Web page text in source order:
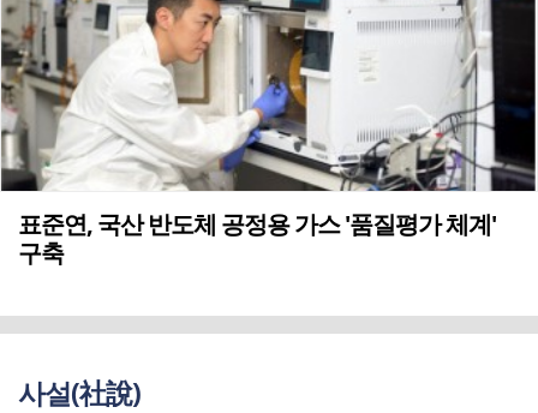
표준연, 국산 반도체 공정용 가스 '품질평가 체계'
구축
사설(社說)